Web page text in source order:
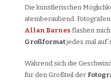
Die künstlerischen
atemberaubend.
Allan Barnes flashen
Großformatjedes mal
Während sich die
für den Großteil der